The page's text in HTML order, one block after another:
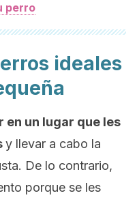
perro
ideales
en un lugar que les
y llevar a cabo la
De lo contrario,
porque se les